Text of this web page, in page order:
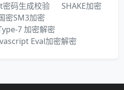
码生成校验
SHAKE加密
密SM3加密
7 加密解密
Eval加密解密